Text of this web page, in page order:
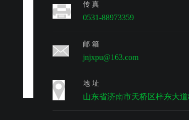
传 真
0531-88973359
邮 箱
jnjxpu@163.com
地 址
山东省济南市天桥区梓东大